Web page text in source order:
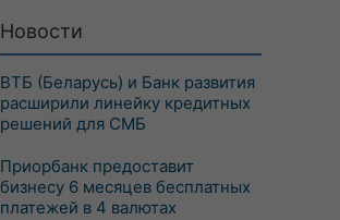
Новости
ВТБ (Беларусь) и Банк развития
расширили линейку кредитных
решений для СМБ
Приорбанк предоставит
бизнесу 6 месяцев бесплатных
платежей в 4 валютах